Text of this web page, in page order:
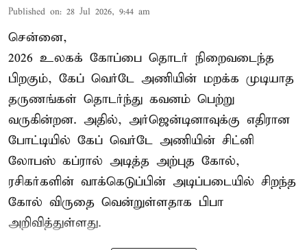
Published on: 28 Jul 2026, 9:44 am
சென்னை,
2026 உலகக் கோப்பை தொடர் நிறைவடைந்த
பிறகும், கேப் வெர்டே அணியின் மறக்க முடியாத
தருணங்கள் தொடர்ந்து கவனம் பெற்று
வருகின்றன. அதில், அர்ஜென்டினாவுக்கு எதிரான
போட்டியில் கேப் வெர்டே அணியின் சிட்னி
லோபஸ் கப்ரால் அடித்த அற்புத கோல்,
ரசிகர்களின் வாக்கெடுப்பின் அடிப்படையில் சிறந்த
கோல் விருதை வென்றுள்ளதாக பிபா
அறிவித்துள்ளது.